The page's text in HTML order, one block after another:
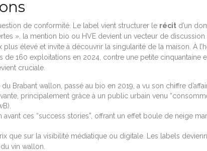
de conformité. Le label vient structurer le récit d’un
», la mention bio ou HVE devient un vecteur de
plus élevé et invite à découvrir la singularité de la maison. À
160 exploitations en 2024, contre une petite cinquantaine
cruciale.
Brabant wallon, passé au bio en 2019, a vu son chiffre
principalement grâce à un public urbain venu
avant ces “success stories”, offrant un effet boule de neige
que sur la visibilité médiatique ou digitale. Les labels
vin wallon.